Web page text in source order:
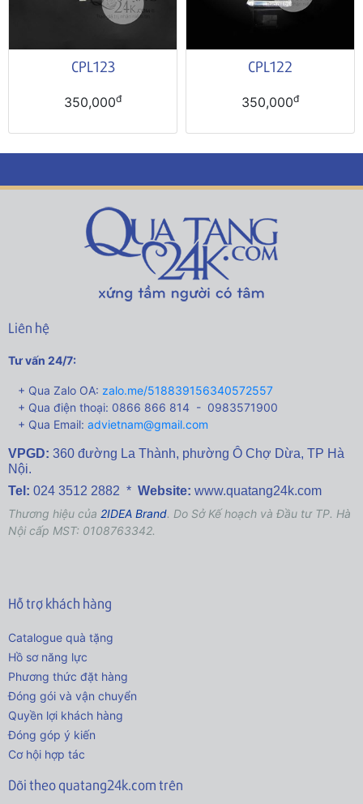
CPL123
350,000đ
CPL122
350,000đ
Liên hệ
Tư vấn 24/7:
+ Qua Zalo OA: zalo.me/518839156340572557
+ Qua điện thoại: 0866 866 814 - 0983571900
+ Qua Email: advietnam@gmail.com
VPGD: 360 đường La Thành, phường Ô Chợ Dừa, TP Hà
Nội.
Tel: 024 3512 2882 * Website: www.quatang24k.com
Thương hiệu của 2IDEA Brand. Do Sở Kế hoạch và Đầu tư TP. Hà
Nội cấp MST: 0108763342.
Hỗ trợ khách hàng
Catalogue quà tặng
Hồ sơ năng lực
Phương thức đặt hàng
Đóng gói và vận chuyển
Quyền lợi khách hàng
Đóng góp ý kiến
Cơ hội hợp tác
Dõi theo quatang24k.com trên